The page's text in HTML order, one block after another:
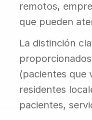
remotos,
que pueden
La distinción
(pacientes que
residentes
pacientes,